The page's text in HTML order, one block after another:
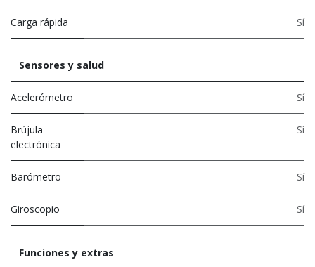
Carga rápida Sí
Sensores y salud
Acelerómetro Sí
Brújula
electrónica
Sí
Barómetro Sí
Giroscopio Sí
Funciones y extras